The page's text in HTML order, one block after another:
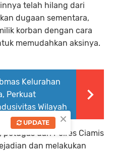
telah hilang dari
dugaan sementara,
korban dengan cara
memudahkan aksinya.
Kelurahan
Perkuat
Wilayah
dari Polres Ciamis
dan melakukan
×
UPDATE